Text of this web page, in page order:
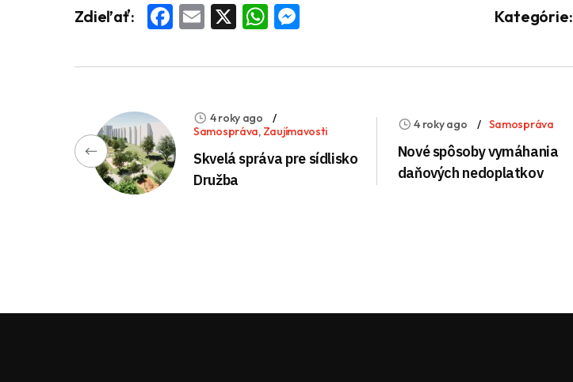
Zdieľať: Facebook
Email
X WhatsApp
Messenger Kategórie:
4 roky ago
Samospráva, Zaujímavosti
Skvelá správa pre sídlisko
Družba
4 roky ago Samospráva
Nové spôsoby vymáhania
daňových nedoplatkov